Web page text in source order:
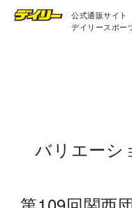
公式通販サイト
デイリースポー
バリエーシ